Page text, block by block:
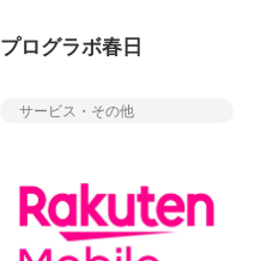
プログラボ春日
サービス・その他